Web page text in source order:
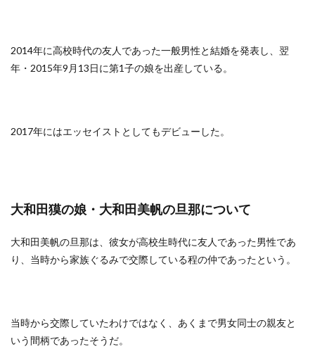
2014年に高校時代の友人であった一般男性と結婚を発表し、翌
年・2015年9月13日に第1子の娘を出産している。
2017年にはエッセイストとしてもデビューした。
大和田獏の娘・大和田美帆の旦那について
大和田美帆の旦那は、彼女が高校生時代に友人であった男性であ
り、当時から家族ぐるみで交際している程の仲であったという。
当時から交際していたわけではなく、あくまで男女同士の親友と
いう間柄であったそうだ。